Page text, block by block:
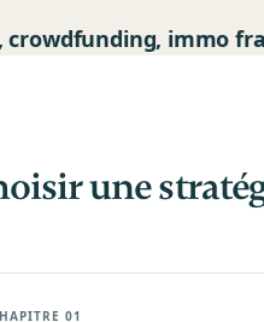
crowdfunding, immo
une
01